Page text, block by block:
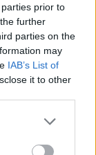
prior to
further
parties on the
may
IAB’s List of
it to other
more Google
may click to
πυρηνικό
–